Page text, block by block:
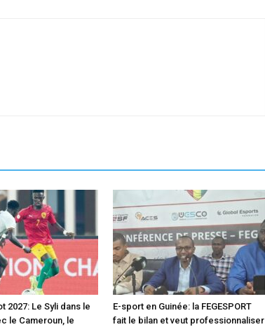
2027: Le Syli dans le
le Cameroun, le
E-sport en Guinée: la FEGESPORT
fait le bilan et veut professionnaliser